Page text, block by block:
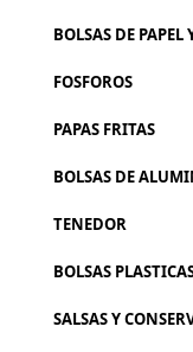
BOLSAS DE
FOSFOROS
PAPAS FRITAS
BOLSAS DE
TENEDOR
BOLSAS
SALSAS Y